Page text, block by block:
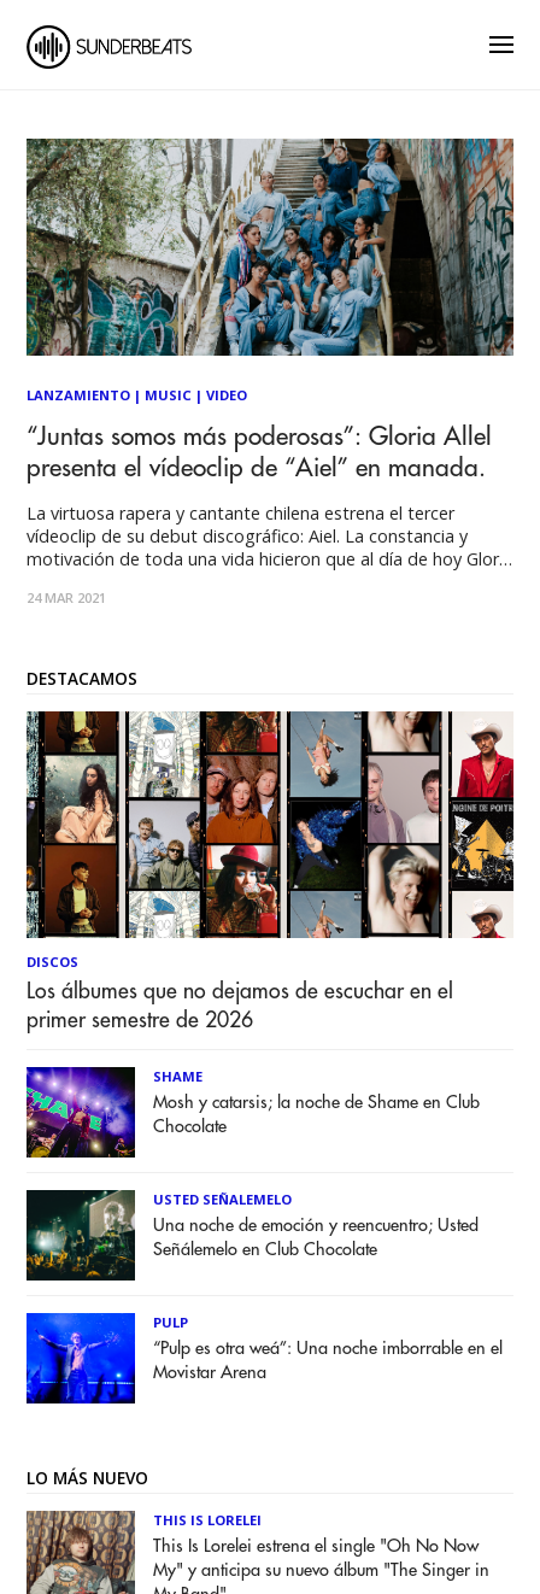
LANZAMIENTO | MUSIC |VIDEO
“Juntas somos más poderosas”: Gloria Allel
presenta el vídeoclip de “Aiel” en manada.
La virtuosa rapera y cantante chilena estrena el tercer
vídeoclip de su debut discográfico: Aiel. La constancia y
motivación de toda una vida hicieron que al día de hoy Gloria
representativas dentro de la escena de rap en Chile. Su
24 MAR 2021
DESTACAMOS
DISCOS
Los álbumes que no dejamos de escuchar en el
primer semestre de 2026
SHAME
Mosh y catarsis; la noche de Shame en Club
Chocolate
USTED SEÑALEMELO
Una noche de emoción y reencuentro; Usted
Señálemelo en Club Chocolate
PULP
“Pulp es otra weá”: Una noche imborrable en el
Movistar Arena
LO MÁS NUEVO
THIS IS LORELEI
This Is Lorelei estrena el single "Oh No Now
My" y anticipa su nuevo álbum "The Singer in